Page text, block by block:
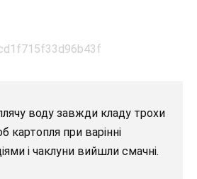
воду завжди кладу трохи
картопля при варінні
і чаклуни вийшли смачні.